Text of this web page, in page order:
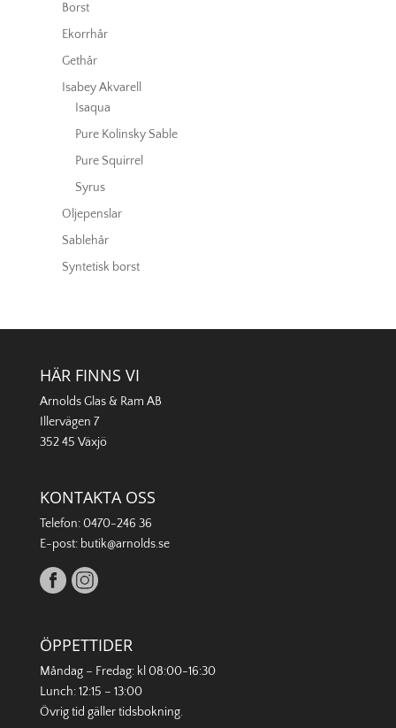
Borst
Ekorrhår
Gethår
Isabey Akvarell
Isaqua
Pure Kolinsky Sable
Pure Squirrel
Syrus
Oljepenslar
Sablehår
Syntetisk borst
HÄR FINNS VI
Arnolds Glas & Ram AB
Illervägen 7
352 45 Växjö
KONTAKTA OSS
Telefon:0470-246 36
E-post: butik@arnolds.se
ÖPPETTIDER
Måndag – Fredag: kl 08:00-16:30
Lunch: 12:15 – 13:00
Övrig tid gällertidsbokning.